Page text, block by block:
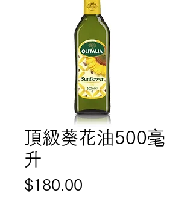
頂級葵花油500毫
升
$180.00